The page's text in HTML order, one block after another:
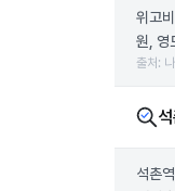
위고
원, 영
출처:
석촌